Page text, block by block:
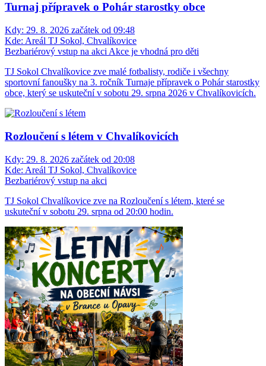
Turnaj přípravek o Pohár starostky obce
Kdy: 29. 8. 2026 začátek od 09:48
Kde: Areál TJ Sokol, Chvalíkovice
Bezbariérový vstup na akci Akce je vhodná pro děti
TJ Sokol Chvalíkovice zve malé fotbalisty, rodiče i všechny
sportovní fanoušky na 3. ročník Turnaje přípravek o Pohár starostky
obce, který se uskuteční v sobotu 29. srpna 2026 v Chvalíkovicích.
Rozloučení s létem v Chvalíkovicích
Kdy: 29. 8. 2026 začátek od 20:08
Kde: Areál TJ Sokol, Chvalíkovice
Bezbariérový vstup na akci
TJ Sokol Chvalíkovice zve na Rozloučení s létem, které se
uskuteční v sobotu 29. srpna od 20:00 hodin.